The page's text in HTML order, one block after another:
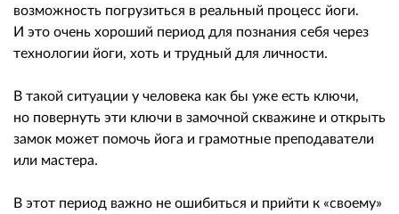
возможность погрузиться в реальный процесс йоги.
И это очень хороший период для познания себя через
технологии йоги, хоть и трудный для личности.
В такой ситуации у человека как бы уже есть ключи,
но повернуть эти ключи в замочной скважине и открыть
замок может помочь йога и грамотные преподаватели
или мастера.
В этот период важно не ошибиться и прийти к «своему»